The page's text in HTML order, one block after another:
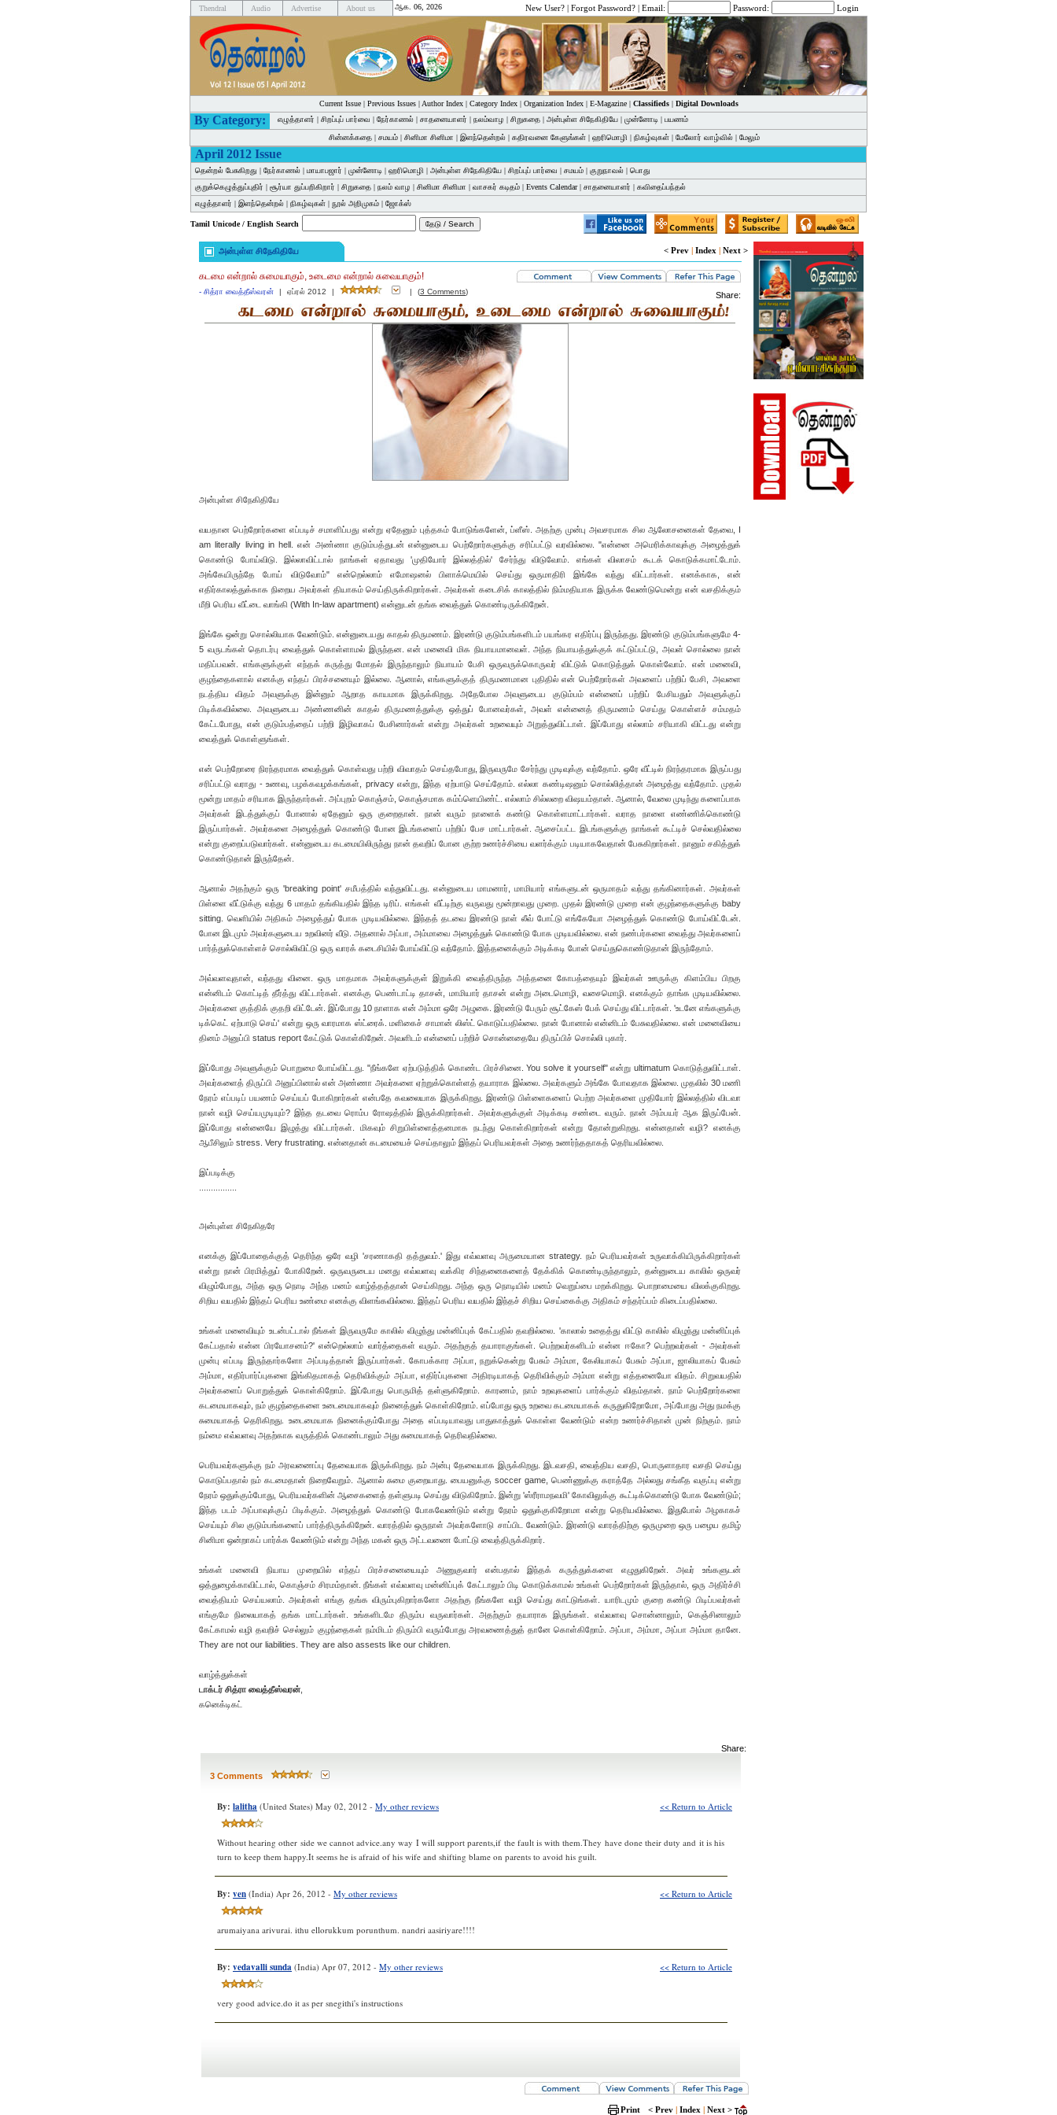
Thendral Audio Advertise About us ஆக. 06, 2026 New User? | Forgot Password? | Email: Password: Login
Current Issue| Previous Issues| Author Index| Category Index| Organization Index| E-Magazine| Classifieds| Digital Downloads
By Category: எழுத்தாளர் | சிறப்புப் பார்வை | நேர்காணல் | சாதனையாளர் | நலம்வாழ | சிறுகதை | அன்புள்ள சிநேகிதியே | முன்னோடி | பயணம்
சின்னக்கதை | சமயம் | சினிமா சினிமா | இளந்தென்றல் | கதிரவனை கேளுங்கள் | ஹரிமொழி | நிகழ்வுகள் | மேலோர் வாழ்வில் | மேலும்
April 2012 Issue
தென்றல் பேசுகிறது | நேர்காணல் | மாயாபஜார் | முன்னோடி | ஹரிமொழி | அன்புள்ள சிநேகிதியே | சிறப்புப் பார்வை | சமயம் | குறுநாவல் | பொது
குறுக்கெழுத்துப்புதிர் | சூர்யா துப்பறிகிறார் | சிறுகதை | நலம் வாழ | சினிமா சினிமா | வாசகர் கடிதம் | Events Calendar| சாதனையாளர் | கவிதைப்பந்தல்
எழுத்தாளர் | இளந்தென்றல் | நிகழ்வுகள் | நூல் அறிமுகம் | ஜோக்ஸ்
Tamil Unicode / English Search
அன்புள்ள சிநேகிதியே < Prev | Index | Next >
கடமை என்றால் சுமையாகும், உடைமை என்றால் சுவையாகும்!
- சித்ரா வைத்தீஸ்வரன் | ஏப்ரல் 2012 | | (3 Comments) Share:
அன்புள்ள சிநேகிதியே
வயதான பெற்றோர்களை எப்படிச் சமாளிப்பது என்று ஏதேனும் புத்தகம் போடுங்களேன், ப்ளீஸ். அதற்கு முன்பு அவசரமாக சில ஆலோசனைகள் தேவை, I
am literally living in hell. என் அண்ணா குடும்பத்துடன் என்னுடைய பெற்றோர்களுக்கு சரிப்பட்டு வரவில்லை. "என்னை அமெரிக்காவுக்கு அழைத்துக்
கொண்டு போய்விடு. இல்லாவிட்டால் நாங்கள் ஏதாவது 'முதியோர் இல்லத்தில்' சேர்ந்து விடுவோம். எங்கள் விலாசம் கூடக் கொடுக்கமாட்டோம்.
அங்கேயிருந்தே போய் விடுவோம்" என்றெல்லாம் எமோஷனல் பிளாக்மெயில் செய்து ஒருமாதிரி இங்கே வந்து விட்டார்கள். எனக்காக, என்
எதிர்காலத்துக்காக நிறைய அவர்கள் தியாகம் செய்திருக்கிறார்கள். அவர்கள் கடைசிக் காலத்தில் நிம்மதியாக இருக்க வேண்டுமென்று என் வசதிக்கும்
மீறி பெரிய வீட்டை வாங்கி (With In-law apartment) என்னுடன் தங்க வைத்துக் கொண்டிருக்கிறேன்.
இங்கே ஒன்று சொல்லியாக வேண்டும். என்னுடையது காதல் திருமணம். இரண்டு குடும்பங்களிடம் பயங்கர எதிர்ப்பு இருந்தது. இரண்டு குடும்பங்களுமே 4-
5 வருடங்கள் தொடர்பு வைத்துக் கொள்ளாமல் இருந்தன. என் மனைவி மிக நியாயமானவள். அந்த நியாயத்துக்குக் கட்டுப்பட்டு, அவள் சொல்லை நான்
மதிப்பவன். எங்களுக்குள் எந்தக் கருத்து மோதல் இருந்தாலும் நியாயம் பேசி ஒருவருக்கொருவர் விட்டுக் கொடுத்துக் கொள்வோம். என் மனைவி,
குழந்தைகளால் எனக்கு எந்தப் பிரச்சனையும் இல்லை. ஆனால், எங்களுக்குத் திருமணமான புதிதில் என் பெற்றோர்கள் அவளைப் பற்றிப் பேசி, அவளை
நடத்திய விதம் அவளுக்கு இன்னும் ஆறாத காயமாக இருக்கிறது. அதேபோல அவளுடைய குடும்பம் என்னைப் பற்றிப் பேசியதும் அவளுக்குப்
பிடிக்கவில்லை. அவளுடைய அண்ணனின் காதல் திருமணத்துக்கு ஒத்துப் போனவர்கள், அவள் என்னைத் திருமணம் செய்து கொள்ளச் சம்மதம்
கேட்டபோது, என் குடும்பத்தைப் பற்றி இழிவாகப் பேசினார்கள் என்று அவர்கள் உறவையும் அறுத்துவிட்டாள். இப்போது எல்லாம் சரியாகி விட்டது என்று
வைத்துக் கொள்ளுங்கள்.
என் பெற்றோரை நிரந்தரமாக வைத்துக் கொள்வது பற்றி விவாதம் செய்தபோது, இருவருமே சேர்ந்து முடிவுக்கு வந்தோம். ஒரே வீட்டில் நிரந்தரமாக இருப்பது
சரிப்பட்டு வராது - உணவு, பழக்கவழக்கங்கள், privacy என்று, இந்த ஏற்பாடு செய்தோம். எல்லா கண்டிஷனும் சொல்லித்தான் அழைத்து வந்தோம். முதல்
மூன்று மாதம் சரியாக இருந்தார்கள். அப்புறம் கொஞ்சம், கொஞ்சமாக கம்ப்ளெயிண்ட். எல்லாம் சில்லறை விஷயம்தான். ஆனால், வேலை முடிந்து களைப்பாக
அவர்கள் இடத்துக்குப் போனால் ஏதேனும் ஒரு குறைதான். நான் வரும் நாளைக் கண்டு கொள்ளமாட்டார்கள். வராத நாளை எண்ணிக்கொண்டு
இருப்பார்கள். அவர்களை அழைத்துக் கொண்டு போன இடங்களைப் பற்றிப் பேச மாட்டார்கள். ஆசைப்பட்ட இடங்களுக்கு நாங்கள் கூட்டிச் செல்வதில்லை
என்று குறைப்படுவார்கள். என்னுடைய கடமையிலிருந்து நான் தவறிப் போன குற்ற உணர்ச்சியை வளர்க்கும் படியாகவேதான் பேசுகிறார்கள். நானும் சகித்துக்
கொண்டுதான் இருந்தேன்.
ஆனால் அதற்கும் ஒரு 'breaking point' சமீபத்தில் வந்துவிட்டது. என்னுடைய மாமனார், மாமியார் எங்களுடன் ஒருமாதம் வந்து தங்கினார்கள். அவர்கள்
பிள்ளை வீட்டுக்கு வந்து 6 மாதம் தங்கியதில் இந்த டிரிப். எங்கள் வீட்டிற்கு வருவது மூன்றாவது முறை. முதல் இரண்டு முறை என் குழந்தைகளுக்கு baby
sitting. வெளியில் அதிகம் அழைத்துப் போக முடியவில்லை. இந்தத் தடவை இரண்டு நாள் லீவ் போட்டு எங்கேயோ அழைத்துக் கொண்டு போய்விட்டேன்.
போன இடமும் அவர்களுடைய உறவினர் வீடு. அதனால் அப்பா, அம்மாவை அழைத்துக் கொண்டு போக முடியவில்லை. என் நண்பர்களை வைத்து அவர்களைப்
பார்த்துக்கொள்ளச் சொல்லிவிட்டு ஒரு வாரக் கடைசியில் போய்விட்டு வந்தோம். இத்தனைக்கும் அடிக்கடி போன் செய்துகொண்டுதான் இருந்தோம்.
அவ்வளவுதான், வந்தது வினை. ஒரு மாதமாக அவர்களுக்குள் இறுக்கி வைத்திருந்த அத்தனை கோபத்தையும் இவர்கள் ஊருக்கு கிளம்பிய பிறகு
என்னிடம் கொட்டித் தீர்த்து விட்டார்கள். எனக்கு பெண்டாட்டி தாசன், மாமியார் தாசன் என்று அடைமொழி, வசைமொழி. எனக்கும் தாங்க முடியவில்லை.
அவர்களை குத்திக் குதறி விட்டேன். இப்போது 10 நாளாக என் அம்மா ஒரே அழுகை. இரண்டு பேரும் சூட்கேஸ் பேக் செய்து விட்டார்கள். 'உடனே எங்களுக்கு
டிக்கெட் ஏற்பாடு செய்' என்று ஒரு வாரமாக ஸ்ட்ரைக். மளிகைச் சாமான் லிஸ்ட் கொடுப்பதில்லை. நான் போனால் என்னிடம் பேசுவதில்லை. என் மனைவியை
தினம் அனுப்பி status report கேட்டுக் கொள்கிறேன். அவளிடம் என்னைப் பற்றிச் சொன்னதையே திருப்பிச் சொல்லி புகார்.
இப்போது அவளுக்கும் பொறுமை போய்விட்டது. "நீங்களே ஏற்படுத்திக் கொண்ட பிரச்சினை. You solve it yourself" என்று ultimatum கொடுத்துவிட்டாள்.
அவர்களைத் திருப்பி அனுப்பினால் என் அண்ணா அவர்களை ஏற்றுக்கொள்ளத் தயாராக இல்லை. அவர்களும் அங்கே போவதாக இல்லை. முதலில் 30 மணி
நேரம் எப்படிப் பயணம் செய்யப் போகிறார்கள் என்பதே கவலையாக இருக்கிறது. இரண்டு பிள்ளைகளைப் பெற்ற அவர்களை முதியோர் இல்லத்தில் விடவா
நான் வழி செய்யமுடியும்? இந்த தடவை ரொம்ப ரோஷத்தில் இருக்கிறார்கள். அவர்களுக்குள் அடிக்கடி சண்டை வரும். நான் அம்பயர் ஆக இருப்பேன்.
இப்போது என்னையே இழுத்து விட்டார்கள். மிகவும் சிறுபிள்ளைத்தனமாக நடந்து கொள்கிறார்கள் என்று தோன்றுகிறது. என்னதான் வழி? எனக்கு
ஆபீசிலும் stress. Very frustrating. என்னதான் கடமையைச் செய்தாலும் இந்தப் பெரியவர்கள் அதை உணர்ந்ததாகத் தெரியவில்லை.
இப்படிக்கு
அன்புள்ள சிநேகிதரே
எனக்கு இப்போதைக்குத் தெரிந்த ஒரே வழி 'சரணாகதி தத்துவம்.' இது எவ்வளவு அருமையான strategy. நம் பெரியவர்கள் உருவாக்கியிருக்கிறார்கள்
என்று நான் பிரமித்துப் போகிறேன். ஒருவருடைய மனது எவ்வளவு வக்கிர சிந்தனைகளைத் தேக்கிக் கொண்டிருந்தாலும், தன்னுடைய காலில் ஒருவர்
விழும்போது, அந்த ஒரு நொடி அந்த மனம் வாழ்த்தத்தான் செய்கிறது. அந்த ஒரு நொடியில் மனம் வெறுப்பை மறக்கிறது. பொறாமையை விலக்குகிறது.
சிறிய வயதில் இந்தப் பெரிய உண்மை எனக்கு விளங்கவில்லை. இந்தப் பெரிய வயதில் இந்தச் சிறிய செய்கைக்கு அதிகம் சந்தர்ப்பம் கிடைப்பதில்லை.
உங்கள் மனைவியும் உடன்பட்டால் நீங்கள் இருவருமே காலில் விழுந்து மன்னிப்புக் கேட்பதில் தவறில்லை. 'காலால் உதைத்து விட்டு காலில் விழுந்து மன்னிப்புக்
கேட்பதால் என்ன பிரயோசனம்?' என்றெல்லாம் வார்த்தைகள் வரும். அதற்குத் தயாராகுங்கள். பெற்றவர்களிடம் என்ன ஈகோ? பெற்றவர்கள் - அவர்கள்
முன்பு எப்படி இருந்தார்களோ அப்படித்தான் இருப்பார்கள். கோபக்கார அப்பா, நறுக்கென்று பேசும் அம்மா, கேலியாகப் பேசும் அப்பா, ஜாலியாகப் பேசும்
அம்மா, எதிர்பார்ப்புகளை இங்கிதமாகத் தெரிவிக்கும் அப்பா, எதிர்ப்புகளை அதிரடியாகத் தெரிவிக்கும் அம்மா என்று எத்தனையோ விதம். சிறுவயதில்
அவர்களைப் பொறுத்துக் கொள்கிறோம். இப்போது பொருமித் தள்ளுகிறோம். காரணம், நாம் உறவுகளைப் பார்க்கும் விதம்தான். நாம் பெற்றோர்களை
கடமையாகவும், நம் குழந்தைகளை உடைமையாகவும் நினைத்துக் கொள்கிறோம். எப்போது ஒரு உறவை கடமையாகக் கருதுகிறோமோ, அப்போது அது நமக்கு
சுமையாகத் தெரிகிறது. உடைமையாக நினைக்கும்போது அதை எப்படியாவது பாதுகாத்துக் கொள்ள வேண்டும் என்ற உணர்ச்சிதான் முன் நிற்கும். நாம்
நம்மை எவ்வளவு அதற்காக வருத்திக் கொண்டாலும் அது சுமையாகத் தெரிவதில்லை.
பெரியவர்களுக்கு நம் அரவணைப்பு தேவையாக இருக்கிறது. நம் அன்பு தேவையாக இருக்கிறது. இடவசதி, வைத்திய வசதி, பொருளாதார வசதி செய்து
கொடுப்பதால் நம் கடமைதான் நிறைவேறும். ஆனால் சுமை குறையாது. பையனுக்கு soccer game, பெண்ணுக்கு கராத்தே அல்லது சங்கீத வகுப்பு என்று
நேரம் ஒதுக்கும்போது, பெரியவர்களின் ஆசைகளைத் தள்ளுபடி செய்து விடுகிறோம். இன்று 'ஸ்ரீராமநவமி' கோவிலுக்கு கூட்டிக்கொண்டு போக வேண்டும்;
இந்த படம் அப்பாவுக்குப் பிடிக்கும். அழைத்துக் கொண்டு போகவேண்டும் என்று நேரம் ஒதுக்குகிறோமா என்று தெரியவில்லை. இதுபோல் அழகாகச்
செய்யும் சில குடும்பங்களைப் பார்த்திருக்கிறேன். வாரத்தில் ஒருநாள் அவர்களோடு சாப்பிட வேண்டும். இரண்டு வாரத்திற்கு ஒருமுறை ஒரு பழைய தமிழ்
சினிமா ஒன்றாகப் பார்க்க வேண்டும் என்று அந்த மகன் ஒரு அட்டவணை போட்டு வைத்திருக்கிறார்.
உங்கள் மனைவி நியாய முறையில் எந்தப் பிரச்சனையையும் அணுகுவார் என்பதால் இந்தக் கருத்துக்களை எழுதுகிறேன். அவர் உங்களுடன்
ஒத்துழைக்காவிட்டால், கொஞ்சம் சிரமம்தான். நீங்கள் எவ்வளவு மன்னிப்புக் கேட்டாலும் பிடி கொடுக்காமல் உங்கள் பெற்றோர்கள் இருந்தால், ஒரு அதிர்ச்சி
வைத்தியம் செய்யலாம். அவர்கள் எங்கு தங்க விரும்புகிறார்களோ அதற்கு நீங்களே வழி செய்து காட்டுங்கள். யாரிடமும் குறை கண்டு பிடிப்பவர்கள்
எங்குமே நிலையாகத் தங்க மாட்டார்கள். உங்களிடமே திரும்ப வருவார்கள். அதற்கும் தயாராக இருங்கள். எவ்வளவு சொன்னாலும், கெஞ்சினாலும்
கேட்காமல் வழி தவறிச் செல்லும் குழந்தைகள் நம்மிடம் திரும்பி வரும்போது அரவணைத்துத் தானே கொள்கிறோம். அப்பா, அம்மா, அப்பா அம்மா தானே.
They are not our liabilities. They are also assests like our children.
வாழ்த்துக்கள்
டாக்டர் சித்ரா வைத்தீஸ்வரன்
கனெக்டிகட்
Share:
3 Comments
By: lalitha (United States) May 02, 2012 - My other reviews << Return to Article
Without hearing other side we cannot advice.any way I will support parents,if the fault is with them.They have done their duty and it is his
turn to keep them happy.It seems he is afraid of his wife and shifting blame on parents to avoid his guilt.
By: ven (India) Apr 26, 2012 - My other reviews << Return to Article
arumaiyana arivurai. ithu ellorukkum porunthum. nandri aasiriyare!!!!
By: vedavalli sunda (India) Apr 07, 2012 - My other reviews << Return to Article
very good advice.do it as per snegithi's instructions
Print < Prev | Index | Next >